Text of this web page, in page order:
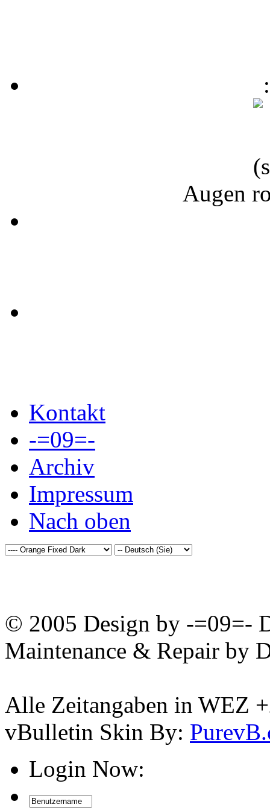
Augen
Kontakt
-=09=-
Archiv
Impressum
Nach oben
© 2005 Design by -=09=-
Maintenance & Repair by
Alle Zeitangaben in WEZ
vBulletin Skin By:
Login Now: